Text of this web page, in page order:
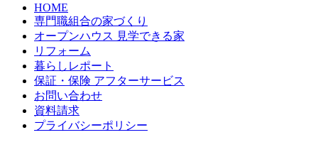
HOME
専門職組合の家づくり
オープンハウス 見学できる家
リフォーム
暮らしレポート
保証・保険 アフターサービス
お問い合わせ
資料請求
プライバシーポリシー